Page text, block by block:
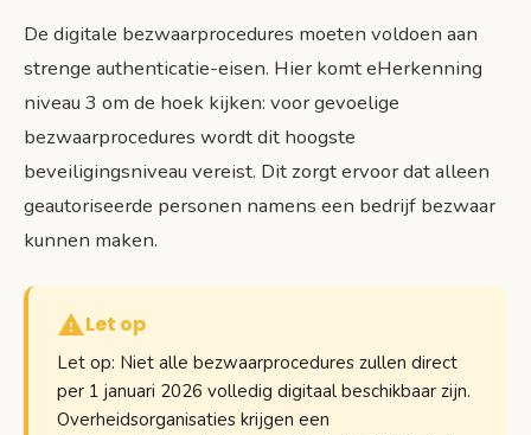
De digitale bezwaarprocedures moeten voldoen aan
strenge authenticatie-eisen. Hier komt eHerkenning
niveau 3 om de hoek kijken: voor gevoelige
bezwaarprocedures wordt dit hoogste
beveiligingsniveau vereist. Dit zorgt ervoor dat alleen
geautoriseerde personen namens een bedrijf bezwaar
kunnen maken.
Let op
Let op: Niet alle bezwaarprocedures zullen direct
per 1 januari 2026 volledig digitaal beschikbaar zijn.
Overheidsorganisaties krijgen een